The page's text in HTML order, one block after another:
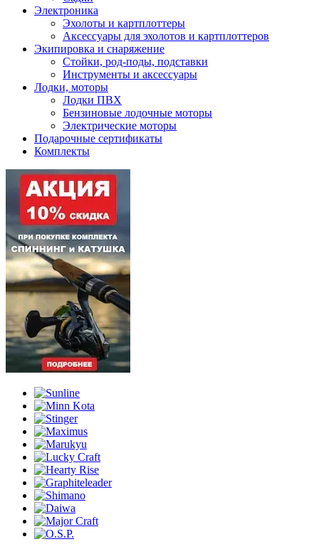
Электроника
Эхолоты и картплоттеры
Аксессуары для эхолотов и картплоттеров
Экипировка и снаряжение
Стойки, род-поды, подставки
Инструменты и аксессуары
Лодки, моторы
Лодки ПВХ
Бензиновые лодочные моторы
Электрические моторы
Подарочные сертификаты
Комплекты